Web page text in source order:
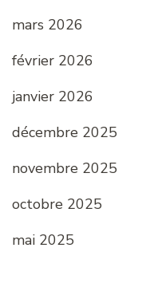
mars 2026
février 2026
janvier 2026
décembre 2025
novembre 2025
octobre 2025
mai 2025